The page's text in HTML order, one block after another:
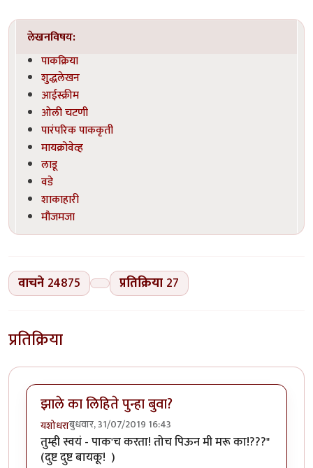
लेखनविषय:
पाकक्रिया
शुद्धलेखन
आईस्क्रीम
ओली चटणी
पारंपरिक पाककृती
मायक्रोवेव्ह
लाडू
वडे
शाकाहारी
मौजमजा
वाचने 24875 प्रतिक्रिया 27
प्रतिक्रिया
झाले का लिहिते पुन्हा बुवा?
यशोधराबुधवार, 31/07/2019 16:43
तुम्ही स्वयं - पाक'च करता! तोच पिऊन मी मरू का!???"
(दुष्ट दुष्ट बायकू! )